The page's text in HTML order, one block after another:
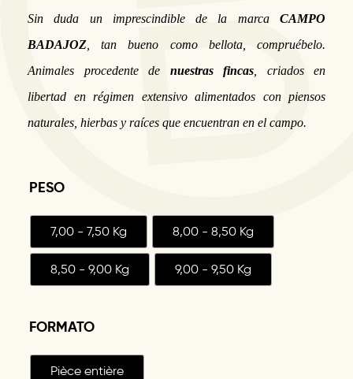
Sin duda un imprescindiblede la marcaCAMPO
BADAJOZ , tan bueno como bellota, compruébelo.
Animales procedente de nuestras fincas , criados en
libertad en régimen extensivo alimentados con piensos
naturales, hierbas y raíces que encuentran en el campo.
PESO
7,00 - 7,50 Kg 8,00 - 8,50 Kg
8,50 - 9,00 Kg 9,00 - 9,50 Kg
FORMATO
Pièce entière